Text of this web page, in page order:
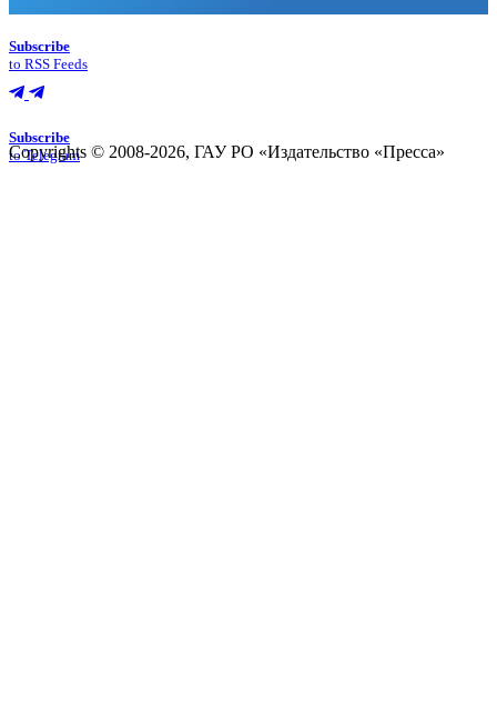
Subscribe
to RSS Feeds
Subscribe
to Telegram
Copyrights © 2008-2026, ГАУ РО «Издательство «Пресса»